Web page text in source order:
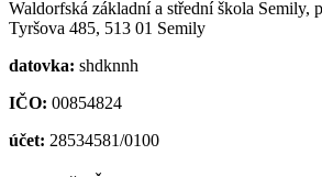
Waldorfská základní a střední škola Semily,
Tyršova 485, 513 01 Semily
datovka: shdknnh
IČO: 00854824
účet: 28534581/0100